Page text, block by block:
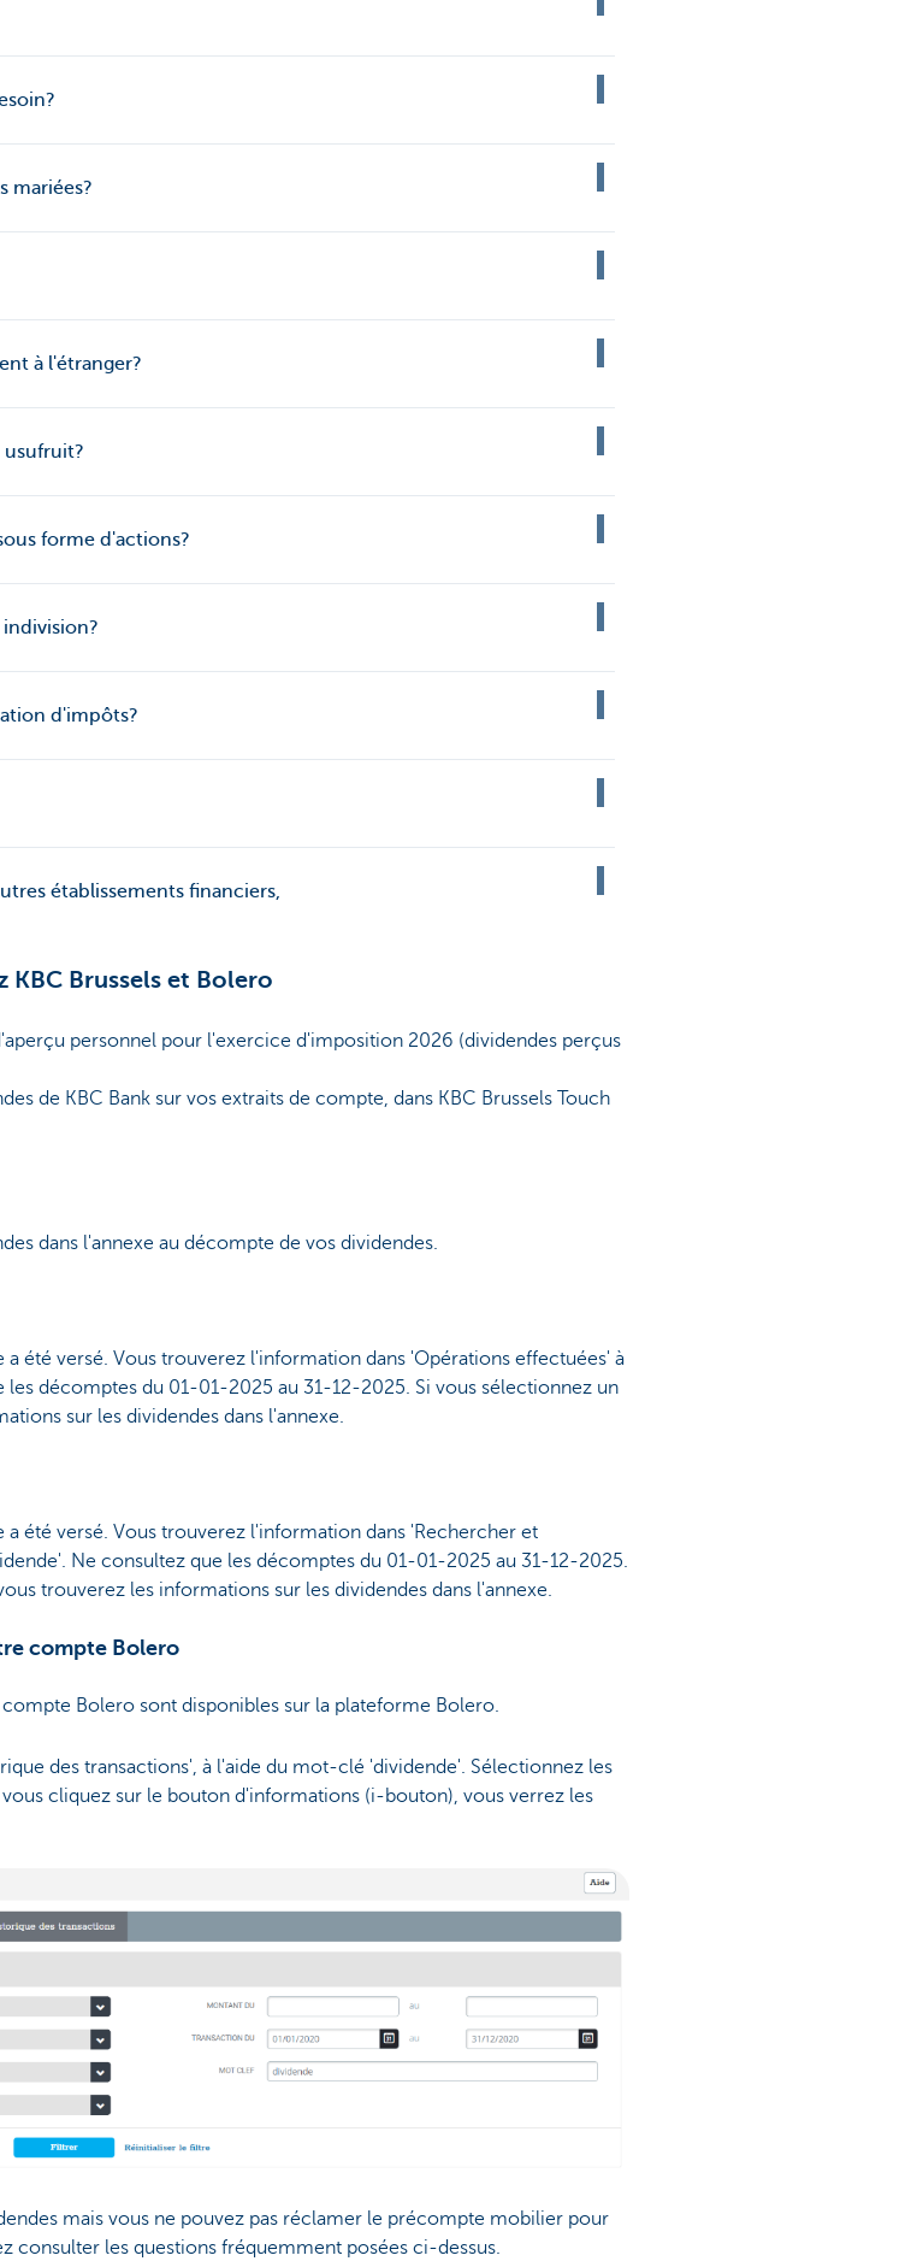
mariées?
à l'étranger?
forme d'actions?
d'impôts?
établissements financiers,
KBC Brussels et Bolero
personnel pour l'exercice d'imposition 2026 (dividendes perçus
de KBC Bank sur vos extraits de compte, dans KBC Brussels Touch
dans l'annexe au décompte de vos dividendes.
été versé. Vous trouverez l'information dans 'Opérations effectuées' à
décomptes du 01-01-2025 au 31-12-2025. Si vous sélectionnez un
sur les dividendes dans l'annexe.
été versé. Vous trouverez l'information dans 'Rechercher et
Ne consultez que les décomptes du 01-01-2025 au 31-12-2025.
trouverez les informations sur les dividendes dans l'annexe.
compte Bolero
Bolero sont disponibles sur la plateforme Bolero.
des transactions', à l'aide du mot-clé 'dividende'. Sélectionnez les
cliquez sur le bouton d'informations (i-bouton), vous verrez les
mais vous ne pouvez pas réclamer le précompte mobilier pour
consulter les questions fréquemment posées ci-dessus.